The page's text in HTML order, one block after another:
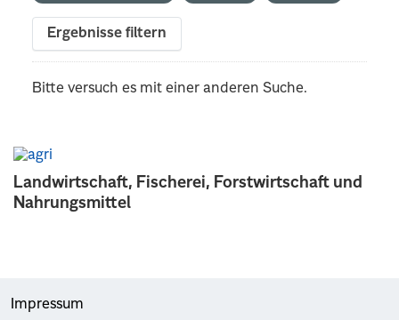
Landwirtschaft, Fischerei, Forstwirtschaft und
Nahrungsmittel
Ergebnisse filtern
Bitte versuch es mit einer anderen Suche.
Impressum